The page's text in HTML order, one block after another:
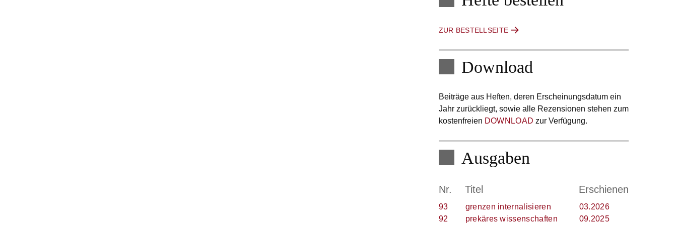
ZUR BESTELLSEITE
Download
Beiträge aus Heften, deren Erscheinungsdatum ein
Jahr zurückliegt, sowie alle Rezensionen stehen zum
kostenfreien DOWNLOAD zur Verfügung.
Ausgaben
Nr. Titel Erschienen
93 grenzen internalisieren
03.2026
92
prekäres wissenschaften 09.2025